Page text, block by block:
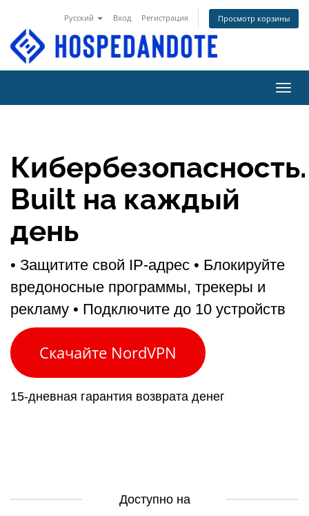
Русский Вход Регистрация Просмотр корзины
Кибербезопасность.
Built на каждый
день
• Защитите свой IP-адрес • Блокируйте
вредоносные программы, трекеры и
рекламу • Подключите до 10 устройств
Скачайте NordVPN
15-дневная гарантия возврата денег
Доступно на